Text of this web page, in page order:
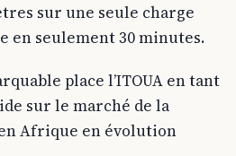
sur une seule charge
en seulement 30 minutes.
place l’ITOUA en tant
sur le marché de la
Afrique en évolution